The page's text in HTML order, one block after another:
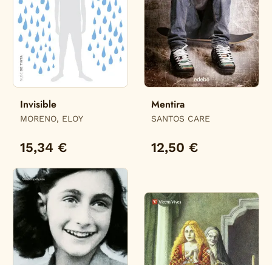
Invisible
MORENO, ELOY
15,34 €
Mentira
SANTOS CARE
12,50 €